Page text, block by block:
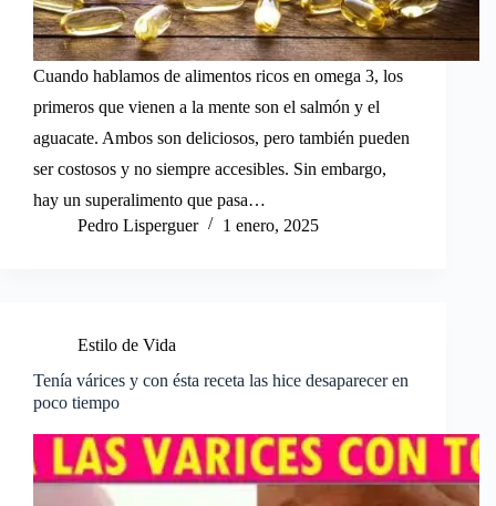
Cuando hablamos de alimentos ricos en omega 3, los
primeros que vienen a la mente son el salmón y el
aguacate. Ambos son deliciosos, pero también pueden
ser costosos y no siempre accesibles. Sin embargo,
hay un superalimento que pasa…
Pedro Lisperguer
1 enero, 2025
Estilo de Vida
Tenía várices y con ésta receta las hice desaparecer en
poco tiempo